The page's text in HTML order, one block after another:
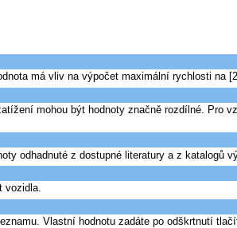
má vliv na výpočet maximální rychlosti na
mohou být hodnoty značně rozdílné. Pro
odhadnuté z dostupné literatury a z katalogů
vozidla.
Vlastní hodnotu zadáte po odškrtnutí